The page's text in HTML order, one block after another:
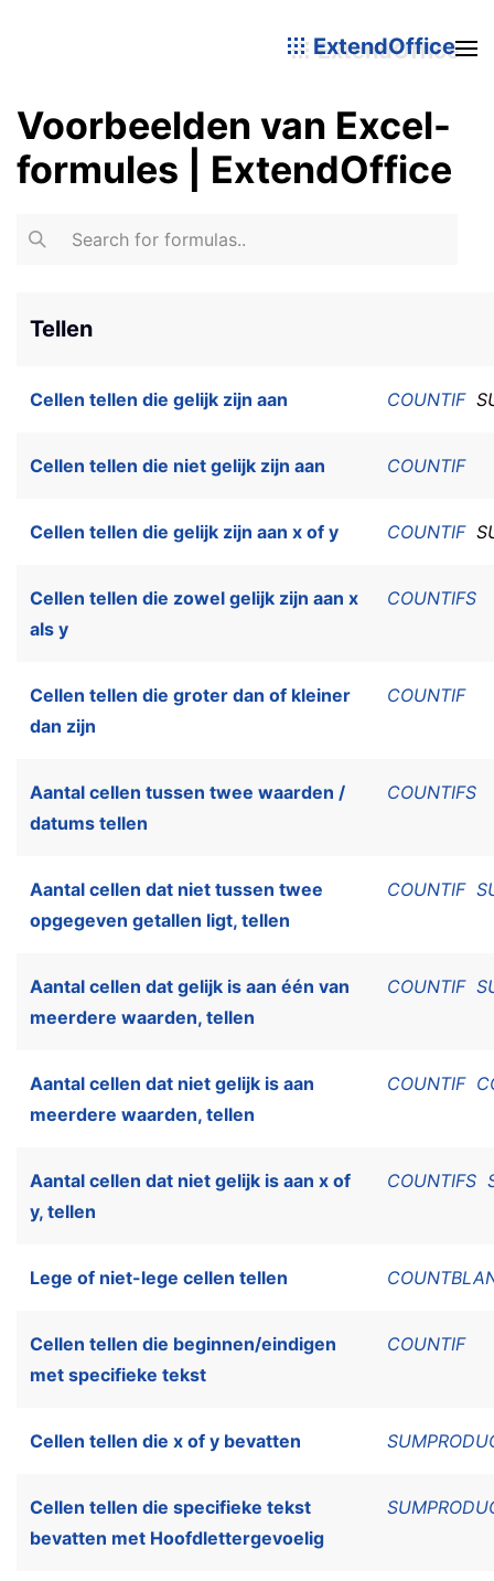
ExtendOffice
Voorbeelden van Excel-
formules | ExtendOffice
Tellen
Cellen tellen die gelijk zijn aan COUNTIF
Cellen tellen die niet gelijk zijn aan COUNTIF
Cellen tellen die gelijk zijn aan x of y COUNTIF
Cellen tellen die zowel gelijk zijn aan x
als y
COUNTIFS
Cellen tellen die groter dan of kleiner
dan zijn
COUNTIF
Aantal cellen tussen twee waarden /
datums tellen
COUNTIFS
Aantal cellen dat niet tussen twee
opgegeven getallen ligt, tellen
COUNTIF
Aantal cellen dat gelijk is aan één van
meerdere waarden, tellen
COUNTIF
Aantal cellen dat niet gelijk is aan
meerdere waarden, tellen
COUNTIF
Aantal cellen dat niet gelijk is aan x of
y, tellen
COUNTIFS
Lege of niet-lege cellen tellen
Cellen tellen die beginnen/eindigen
met specifieke tekst
COUNTIF
Cellen tellen die x of y bevatten
Cellen tellen die specifieke tekst
bevatten met Hoofdlettergevoelig